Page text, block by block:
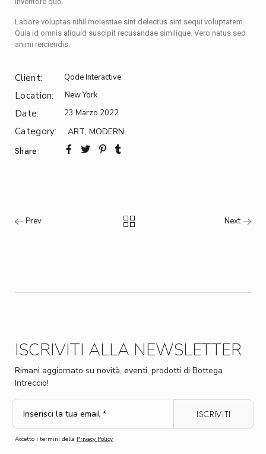
Labore voluptas nihil molestiae sint delectus sint sequi voluptatem.
Quia id omnis aliquid suscipit recusandae similique. Vero natus sed
animi reiciendis.
Client: Qode Interactive
Location: New York
Date: 23 Marzo 2022
Category: ART MODERN
Share:
Prev Next
ISCRIVITI ALLA NEWSLETTER
Rimani aggiornato su novità, eventi, prodotti di Bottega
Intreccio!
Accetto i termini della Privacy Policy